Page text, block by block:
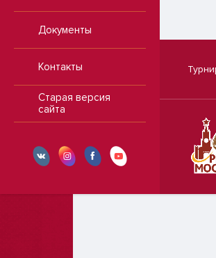
Документы
Контакты
Старая версия
сайта